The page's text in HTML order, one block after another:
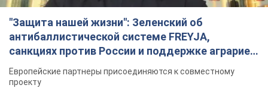
"Защита нашей жизни": Зеленский об
антибаллистической системе FREYJA,
санкциях против России и поддержке аграриев.
Видео
Европейские партнеры присоединяются к совместному
проекту